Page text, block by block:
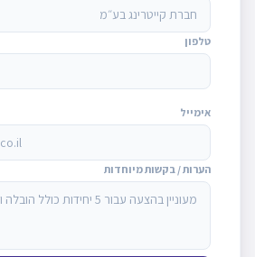
טלפון
אימייל
הערות / בקשות מיוחדות